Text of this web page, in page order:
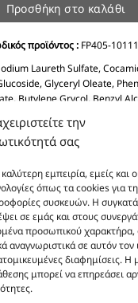
την
σας
εμπειρία, εμείς και
όπως τα cookies για
συσκευών. Η
σε εμάς και στους
προσωπικού
αναγνωριστικά σε αυτόν τον
διαφημίσεις. Η
μπορεί να επηρεάσει
Προσθήκη στο καλάθι
προϊόντος :FP405-
Laureth Sulfate,
Glyceryl Oleate,
Butylene Grycol, Benzyl
Olive Oil, Sodium Benzoate,
Acid.
των προϊόντων είναι
πώληση το